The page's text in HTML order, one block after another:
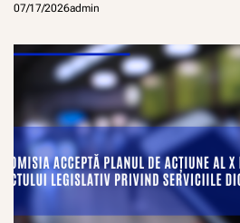
07/17/2026admin